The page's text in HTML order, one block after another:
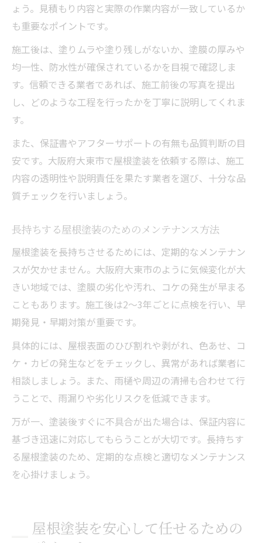
ょう。見積もり内容と実際の作業内容が一致しているか
も重要なポイントです。
施工後は、塗りムラや塗り残しがないか、塗膜の厚みや
均一性、防水性が確保されているかを目視で確認しま
す。信頼できる業者であれば、施工前後の写真を提出
し、どのような工程を行ったかを丁寧に説明してくれま
す。
また、保証書やアフターサポートの有無も品質判断の目
安です。大阪府大東市で屋根塗装を依頼する際は、施工
内容の透明性や説明責任を果たす業者を選び、十分な品
質チェックを行いましょう。
長持ちする屋根塗装のためのメンテナンス方法
屋根塗装を長持ちさせるためには、定期的なメンテナン
スが欠かせません。大阪府大東市のように気候変化が大
きい地域では、塗膜の劣化や汚れ、コケの発生が早まる
こともあります。施工後は2～3年ごとに点検を行い、早
期発見・早期対策が重要です。
具体的には、屋根表面のひび割れや剥がれ、色あせ、コ
ケ・カビの発生などをチェックし、異常があれば業者に
相談しましょう。また、雨樋や周辺の清掃も合わせて行
うことで、雨漏りや劣化リスクを低減できます。
万が一、塗装後すぐに不具合が出た場合は、保証内容に
基づき迅速に対応してもらうことが大切です。長持ちす
る屋根塗装のため、定期的な点検と適切なメンテナンス
を心掛けましょう。
屋根塗装を安心して任せるための